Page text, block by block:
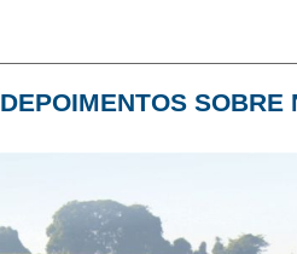
DEPOIMENTOS SOBRE